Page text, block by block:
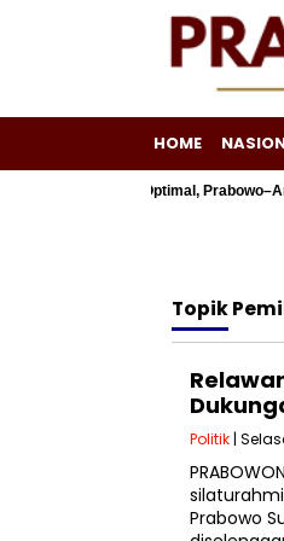
HOME
Triliun Belum Optimal,
Topik
Politik |
Prabowo